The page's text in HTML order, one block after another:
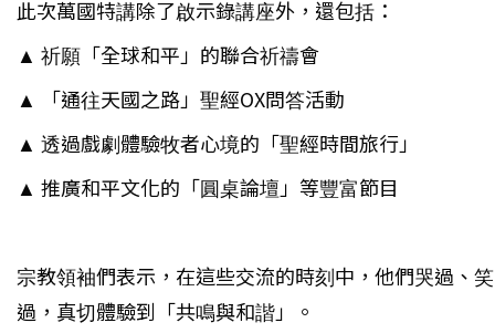
此次萬國特講除了啟示錄講座外，還包括：
▲ 祈願「全球和平」的聯合祈禱會
▲ 「通往天國之路」聖經OX問答活動
▲ 透過戲劇體驗牧者心境的「聖經時間旅行」
▲ 推廣和平文化的「圓桌論壇」等豐富節目
宗教領袖們表示，在這些交流的時刻中，他們哭過、笑
過，真切體驗到「共鳴與和諧」。